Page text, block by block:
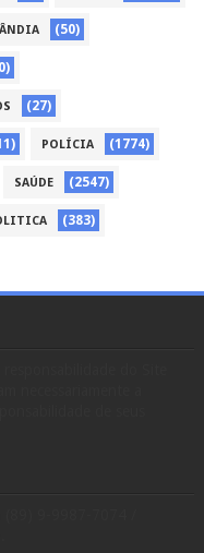
(50)
(27)
POLÍCIA (1774)
SAÚDE (2547)
(383)